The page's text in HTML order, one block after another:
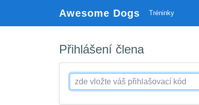
Awesome Dogs Tréninky
Přihlášení člena